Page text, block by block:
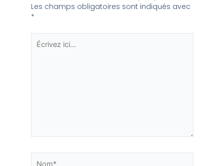
Les champs obligatoires sont indiqués avec
*